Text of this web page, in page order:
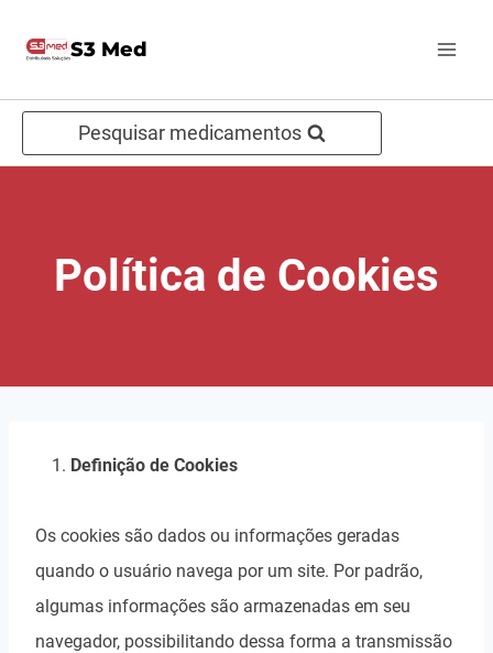
para
Conteúdo
S3 Med
Pesquisar medicamentos
Política de Cookies
Definição de Cookies
Os cookies são dados ou informações geradas
quando o usuário navega por um site. Por padrão,
algumas informações são armazenadas em seu
navegador, possibilitando dessa forma a transmissão